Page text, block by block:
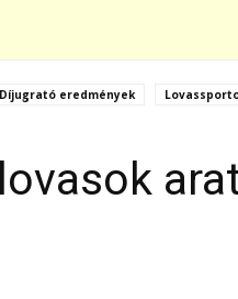
Díjugrató eredmények